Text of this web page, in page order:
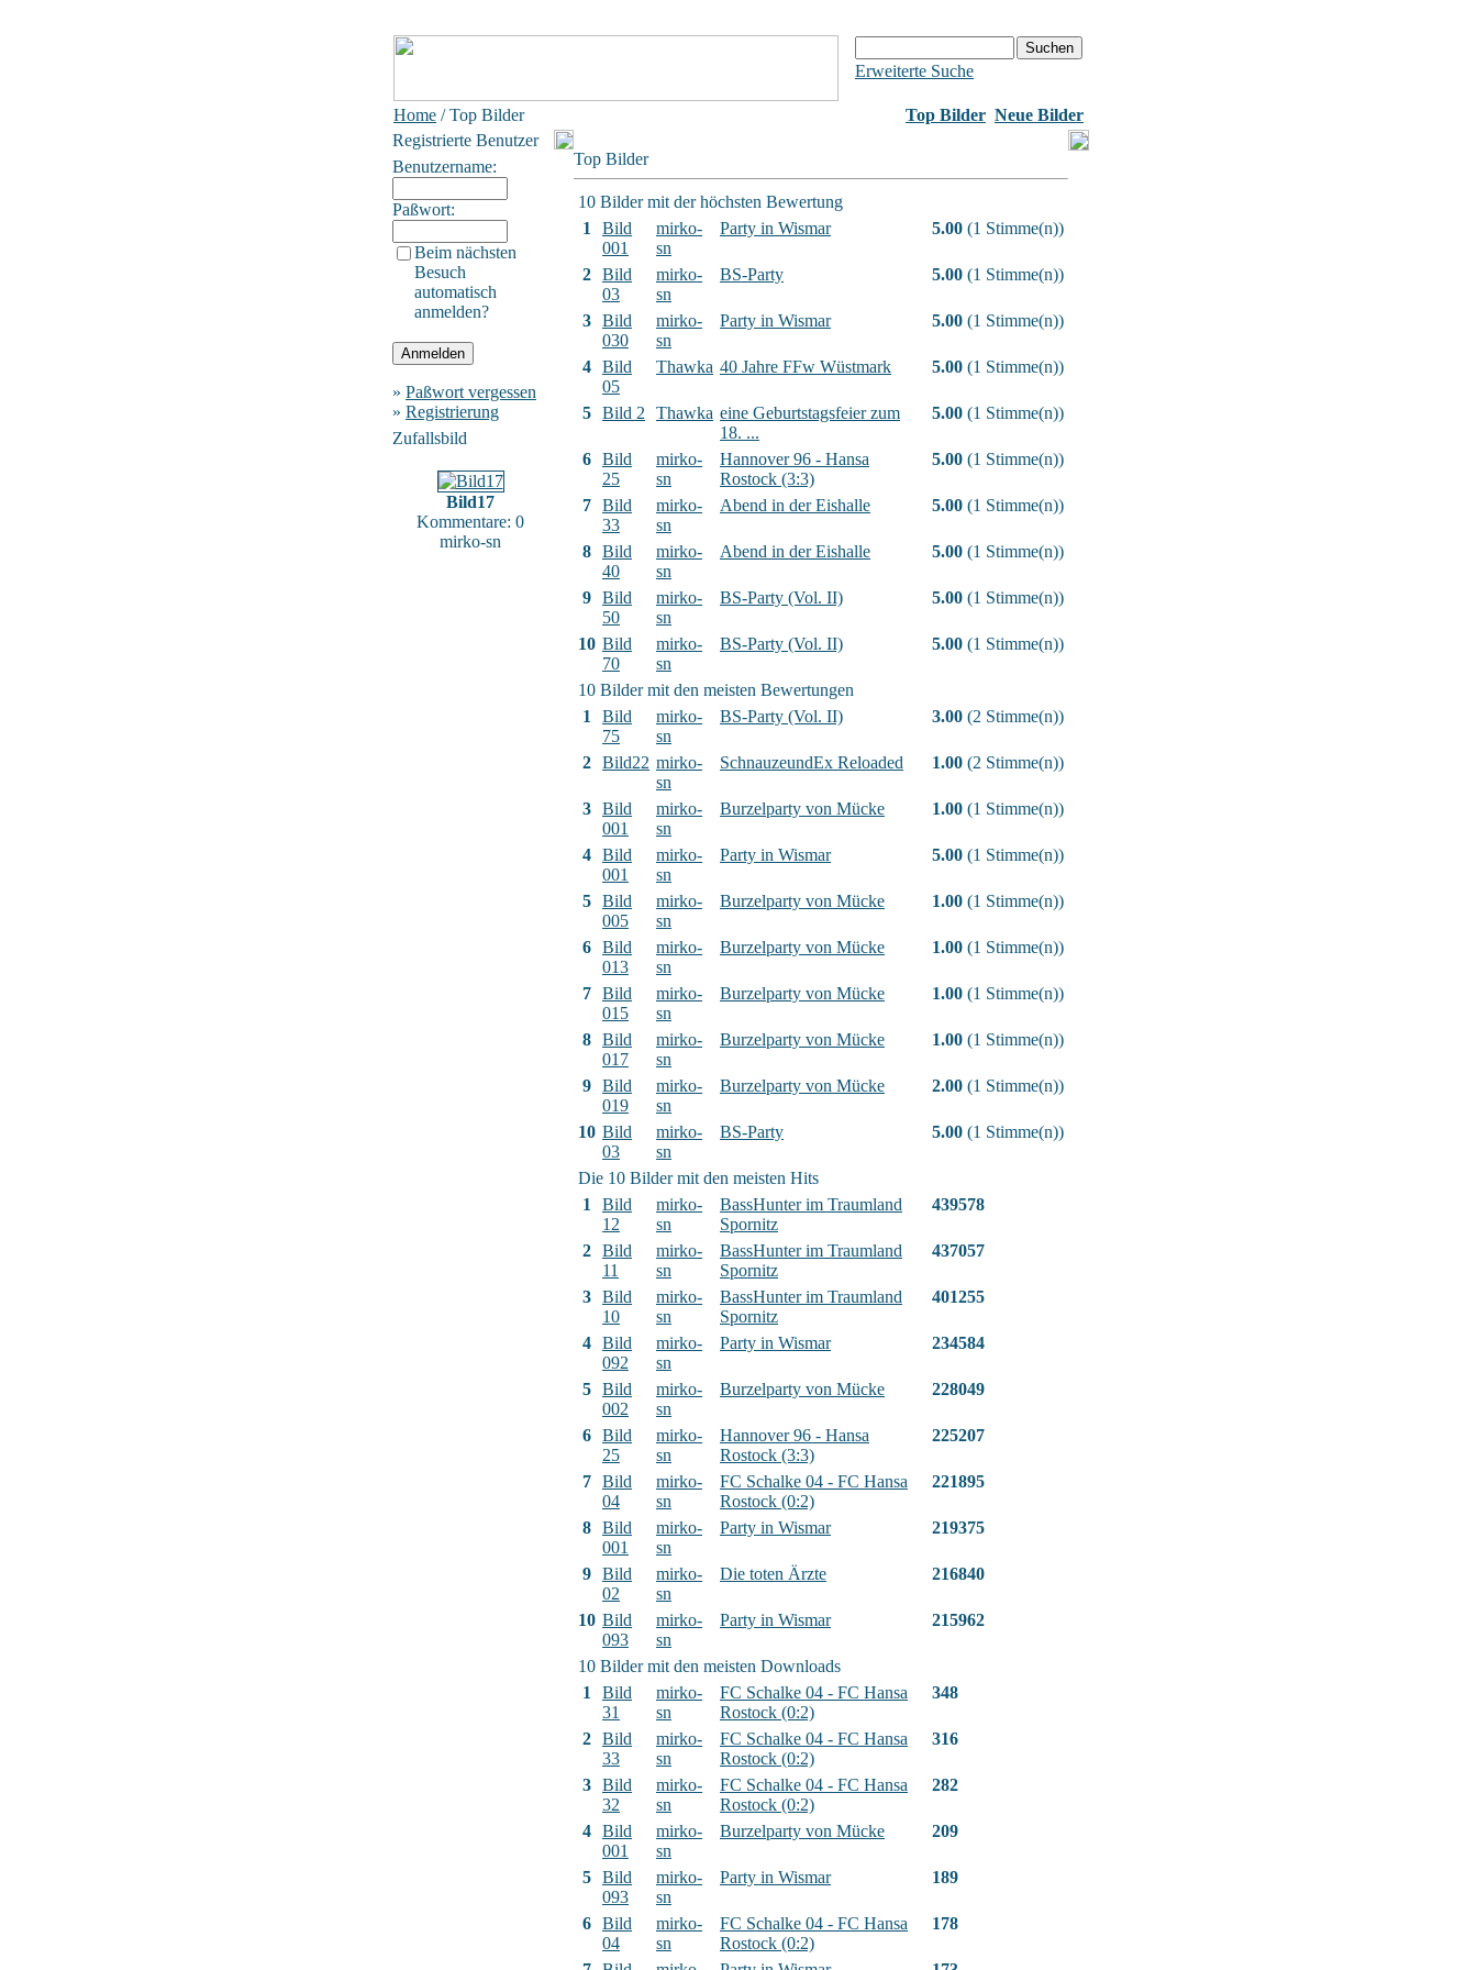
Erweiterte Suche
Home / Top Bilder Top Bilder Neue Bilder
Registrierte Benutzer
Benutzername:
Paßwort:
Beim nächsten
Besuch
automatisch
anmelden?
» Paßwort vergessen
» Registrierung
Zufallsbild
Bild17
Kommentare: 0
mirko-sn
Top Bilder
10 Bilder mit der höchsten Bewertung
1
Bild
001
mirko-
sn
Party in Wismar 5.00 (1 Stimme(n))
2 Bild
03
mirko-
sn
BS-Party 5.00 (1 Stimme(n))
3 Bild
030
mirko-
sn
Party in Wismar 5.00 (1 Stimme(n))
4 Bild
05
Thawka 40 Jahre FFw Wüstmark 5.00 (1 Stimme(n))
5 Bild 2 Thawka eine Geburtstagsfeier zum
18. ...
5.00 (1 Stimme(n))
6 Bild
25
mirko-
sn
Hannover 96 - Hansa
Rostock (3:3)
5.00 (1 Stimme(n))
7 Bild
33
mirko-
sn
Abend in der Eishalle 5.00 (1 Stimme(n))
8 Bild
40
mirko-
sn
Abend in der Eishalle 5.00 (1 Stimme(n))
9 Bild
50
mirko-
sn
BS-Party (Vol. II) 5.00 (1 Stimme(n))
10 Bild
70
mirko-
sn
BS-Party (Vol. II) 5.00 (1 Stimme(n))
10 Bilder mit den meisten Bewertungen
1
Bild
75
mirko-
sn
BS-Party (Vol. II) 3.00 (2 Stimme(n))
2 Bild22 mirko-
sn
SchnauzeundEx Reloaded 1.00 (2 Stimme(n))
3 Bild
001
mirko-
sn
Burzelparty von Mücke 1.00 (1 Stimme(n))
4 Bild
001
mirko-
sn
Party in Wismar 5.00 (1 Stimme(n))
5 Bild
005
mirko-
sn
Burzelparty von Mücke 1.00 (1 Stimme(n))
6 Bild
013
mirko-
sn
Burzelparty von Mücke 1.00 (1 Stimme(n))
7 Bild
015
mirko-
sn
Burzelparty von Mücke 1.00 (1 Stimme(n))
8 Bild
017
mirko-
sn
Burzelparty von Mücke 1.00 (1 Stimme(n))
9 Bild
019
mirko-
sn
Burzelparty von Mücke 2.00 (1 Stimme(n))
10 Bild
03
mirko-
sn
BS-Party 5.00 (1 Stimme(n))
Die 10 Bilder mit den meisten Hits
1
Bild
12
mirko-
sn
BassHunter im Traumland
Spornitz
439578
2 Bild
11
mirko-
sn
BassHunter im Traumland
Spornitz
437057
3 Bild
10
mirko-
sn
BassHunter im Traumland
Spornitz
401255
4 Bild
092
mirko-
sn
Party in Wismar 234584
5 Bild
002
mirko-
sn
Burzelparty von Mücke 228049
6 Bild
25
mirko-
sn
Hannover 96 - Hansa
Rostock (3:3)
225207
7 Bild
04
mirko-
sn
FC Schalke 04 - FC Hansa
Rostock (0:2)
221895
8 Bild
001
mirko-
sn
Party in Wismar 219375
9 Bild
02
mirko-
sn
Die toten Ärzte 216840
10 Bild
093
mirko-
sn
Party in Wismar 215962
10 Bilder mit den meisten Downloads
1
Bild
31
mirko-
sn
FC Schalke 04 - FC Hansa
Rostock (0:2)
348
2 Bild
33
mirko-
sn
FC Schalke 04 - FC Hansa
Rostock (0:2)
316
3 Bild
32
mirko-
sn
FC Schalke 04 - FC Hansa
Rostock (0:2)
282
4 Bild
001
mirko-
sn
Burzelparty von Mücke 209
5 Bild
093
mirko-
sn
Party in Wismar 189
6 Bild
04
mirko-
sn
FC Schalke 04 - FC Hansa
Rostock (0:2)
178